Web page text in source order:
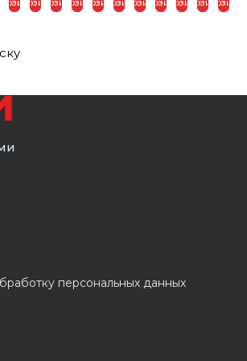
(80)
персональных данных